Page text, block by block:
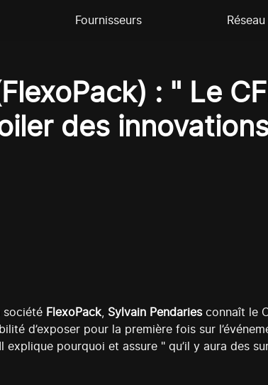
Fournisseurs Réseau
: " Le
des
société FlexoPack, Sylvain Pendariesconnaît le
d’exposer pour la première fois sur
pourquoi et assure " qu’il y aura des